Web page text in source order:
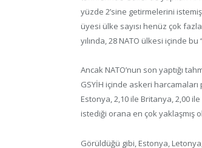
yüzde 2’sine getirmelerini
üyesi ülke sayısı henüz çok
yılında, 28 NATO ülkesi içinde
Ancak NATO’nun son yaptığı
GSYİH içinde askeri harcamaları
Estonya, 2,10 ile Britanya, 2,00
istediği orana en çok yaklaşmış
Görüldüğü gibi, Estonya,